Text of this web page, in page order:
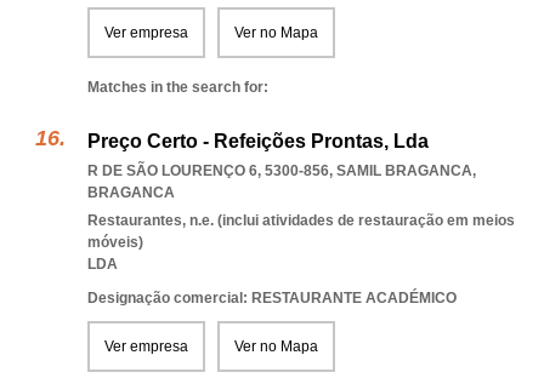
Ver empresa Ver no Mapa
Matches in the search for:
Preço Certo - Refeições Prontas, Lda
R DE SÃO LOURENÇO 6, 5300-856, SAMIL BRAGANCA,
BRAGANCA
Restaurantes, n.e. (inclui atividades de restauração em meios
móveis)
LDA
Designação comercial: RESTAURANTE ACADÉMICO
Ver empresa Ver no Mapa